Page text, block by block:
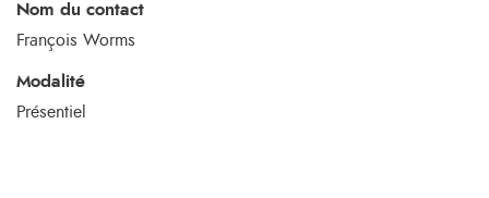
Nom du contact
François Worms
Modalité
Présentiel